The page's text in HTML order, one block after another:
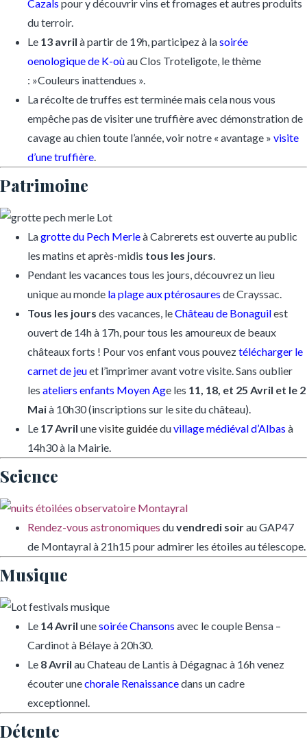
Cazals pour y découvrir vins et fromages et autres produits
du terroir.
Le 13 avril à partir de 19h, participez à lasoirée
oenologique de K-oùau Clos Troteligote, le thème
: »Couleurs inattendues ».
La récolte de truffes est terminée mais cela nous vous
empêche pas de visiter une truffière avec démonstration de
cavage au chien toute l’année, voir notre « avantage » visite
d’une truffière.
Patrimoine
Lagrotte du Pech Merleà Cabrerets est ouverte au public
les matins et après-midis tous les jours.
Pendant les vacances tous les jours, découvrez un lieu
unique au monde la plage aux ptérosaures de Crayssac.
Tous les jours des vacances, leChâteau de Bonaguilest
ouvert de 14h à 17h, pour tous les amoureux de beaux
châteaux forts ! Pour vos enfant vous pouveztélécharger le
carnet de jeuet l’imprimer avant votre visite. Sans oublier
les ateliers enfants Moyen Age les 11, 18, et 25 Avril et le 2
Maià 10h30 (inscriptions sur le site du château).
Le 17 Avril unevisite guidéeduvillage médiéval d’Albas à
14h30 à la Mairie.
Science
Rendez-vous astronomiques duvendredi soirau GAP47
de Montayral à 21h15 pour admirer les étoiles au télescope.
Musique
Le 14 Avril unesoirée Chansons avec le couple Bensa –
Cardinot à Bélaye à 20h30.
Le 8 Avril au Chateau de Lantis à Dégagnac à 16h venez
écouter unechorale Renaissancedans un cadre
exceptionnel.
Détente